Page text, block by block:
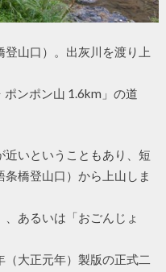
山口）。出灰川を渡り上
ンポン山 1.6km」の道
近いということもあり、短
橋登山口）から上山しま
、あるいは「おごんじょ
大正元年）製版の正式二